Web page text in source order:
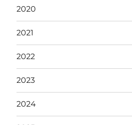
2020
2021
2022
2023
2024